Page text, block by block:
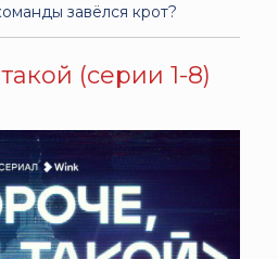
завёлся крот?
(серии 1-8)